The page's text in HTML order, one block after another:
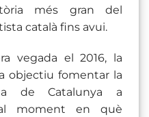
més gran del
català fins avui.
vegada el 2016, la
objectiu fomentar la
de Catalunya a
moment en què